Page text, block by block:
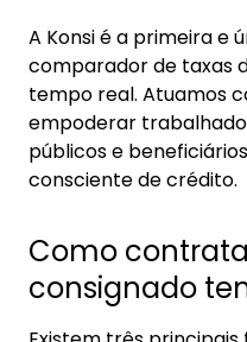
A Konsi é a primeira e
comparador de taxas
tempo real. Atuamos
empoderar
públicos e
consciente de crédito.
Como
consignado